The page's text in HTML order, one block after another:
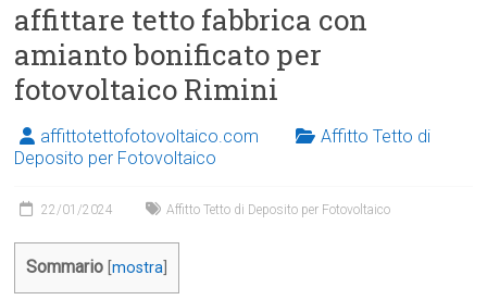
affittare tetto fabbrica con
amianto bonificato per
fotovoltaico Rimini
affittotettofotovoltaico.com
Affitto Tetto di
Deposito per Fotovoltaico
22/01/2024 Affitto Tetto di Deposito per Fotovoltaico
Sommario [mostra